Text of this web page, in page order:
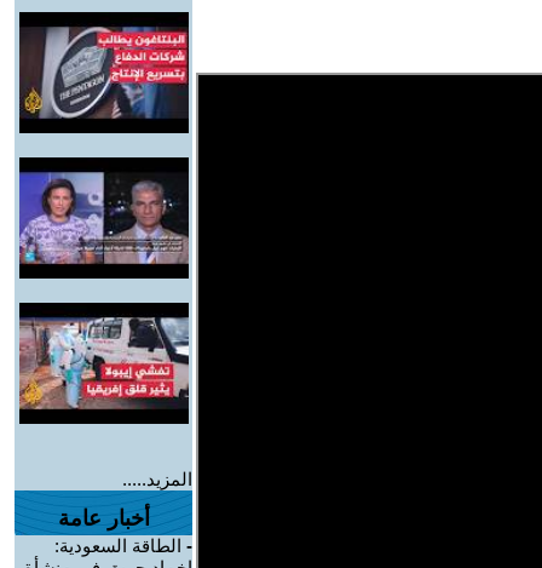
المزيد.....
أخبار عامة
- الطاقة السعودية: